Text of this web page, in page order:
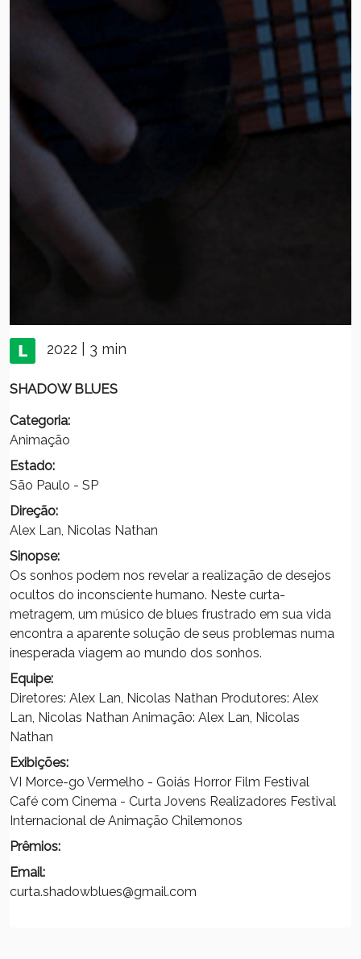
2022 | 3 min
SHADOW BLUES
Categoria:
Animação
Estado:
São Paulo - SP
Direção:
Alex Lan, Nicolas Nathan
Sinopse:
Os sonhos podem nos revelar a realização de desejos
ocultos do inconsciente humano. Neste curta-
metragem, um músico de blues frustrado em sua vida
encontra a aparente solução de seus problemas numa
inesperada viagem ao mundo dos sonhos.
Equipe:
Diretores: Alex Lan, Nicolas Nathan Produtores: Alex
Lan, Nicolas Nathan Animação: Alex Lan, Nicolas
Nathan
Exibições:
VI Morce-go Vermelho - Goiás Horror Film Festival
Café com Cinema - Curta Jovens Realizadores Festival
Internacional de Animação Chilemonos
Prêmios:
Email:
curta.shadowblues@gmail.com